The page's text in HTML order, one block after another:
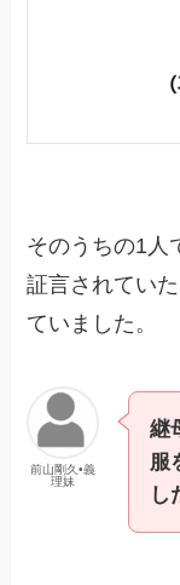
そのうちの1人
証言されてい
ていました。
前山剛久•義
理妹
継
服
し